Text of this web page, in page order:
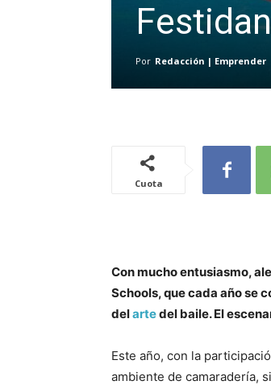
Por Redacción | Emprender
Cuota
Con mucho entusiasmo,
Schools, que cada año se
delartedel baile. El
Este año, con la
ambiente de camaradería,